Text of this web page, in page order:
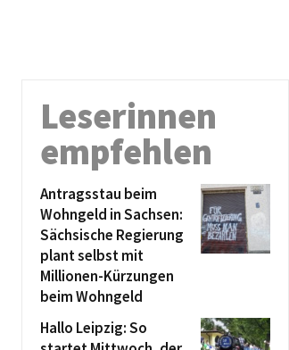
Leserinnen
empfehlen
Antragsstau beim
Wohngeld in Sachsen:
Sächsische Regierung
plant selbst mit
Millionen-Kürzungen
beim Wohngeld
Hallo Leipzig: So